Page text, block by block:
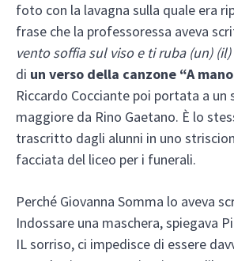
foto con la lavagna sulla quale era
frase che la professoressa aveva
vento soffia sul viso e ti ruba (un)
di un verso della canzone “A
Riccardo Cocciante poi portata a un
maggiore da Rino Gaetano. È lo
trascritto dagli alunni in uno
facciata del liceo per i funerali.
Perché Giovanna Somma lo aveva
Indossare una maschera, spiegava
IL sorriso, ci impedisce di essere